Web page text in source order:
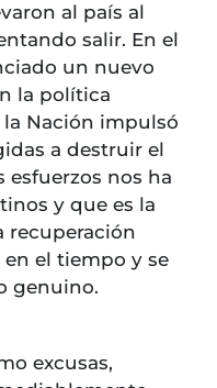
al país al
salir. En el
un nuevo
la política
Nación impulsó
a destruir el
nos ha
y que es la
recuperación
el tiempo y se
genuino.
excusas,